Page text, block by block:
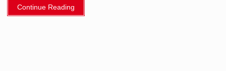
Continue Reading